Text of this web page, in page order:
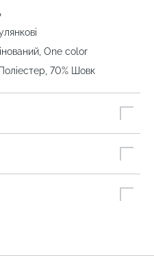
One color
70% Шовк